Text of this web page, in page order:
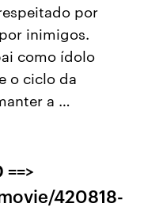
por
inimigos.
como ídolo
o ciclo da
a …
420818-